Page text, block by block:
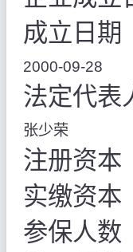
成立日期
2000-09-28
法定代表
张少荣
注册资本
实缴资本
参保人数